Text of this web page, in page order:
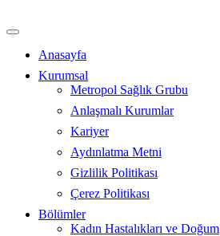
atla
Anasayfa
Kurumsal
Metropol Sağlık Grubu
Anlaşmalı Kurumlar
Kariyer
Aydınlatma Metni
Gizlilik Politikası
Çerez Politikası
Bölümler
Kadın Hastalıkları ve Doğum